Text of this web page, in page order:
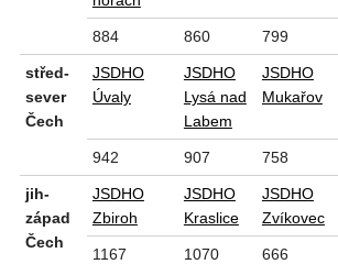
884 860 799
střed-
sever
Čech
JSDHO
Úvaly
JSDHO
Lysá nad
Labem
JSDHO
Mukařov
942 907 758
jih-
západ
Čech
JSDHO
Zbiroh
JSDHO
Kraslice
JSDHO
Zvíkovec
1167 1070 666